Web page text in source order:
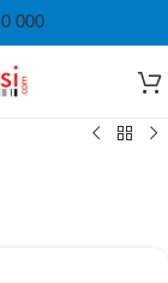
000